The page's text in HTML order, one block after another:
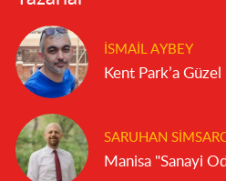
İSMAIL AYBEY
Kent Park’a
SARUHAN
Manisa "Sanayi